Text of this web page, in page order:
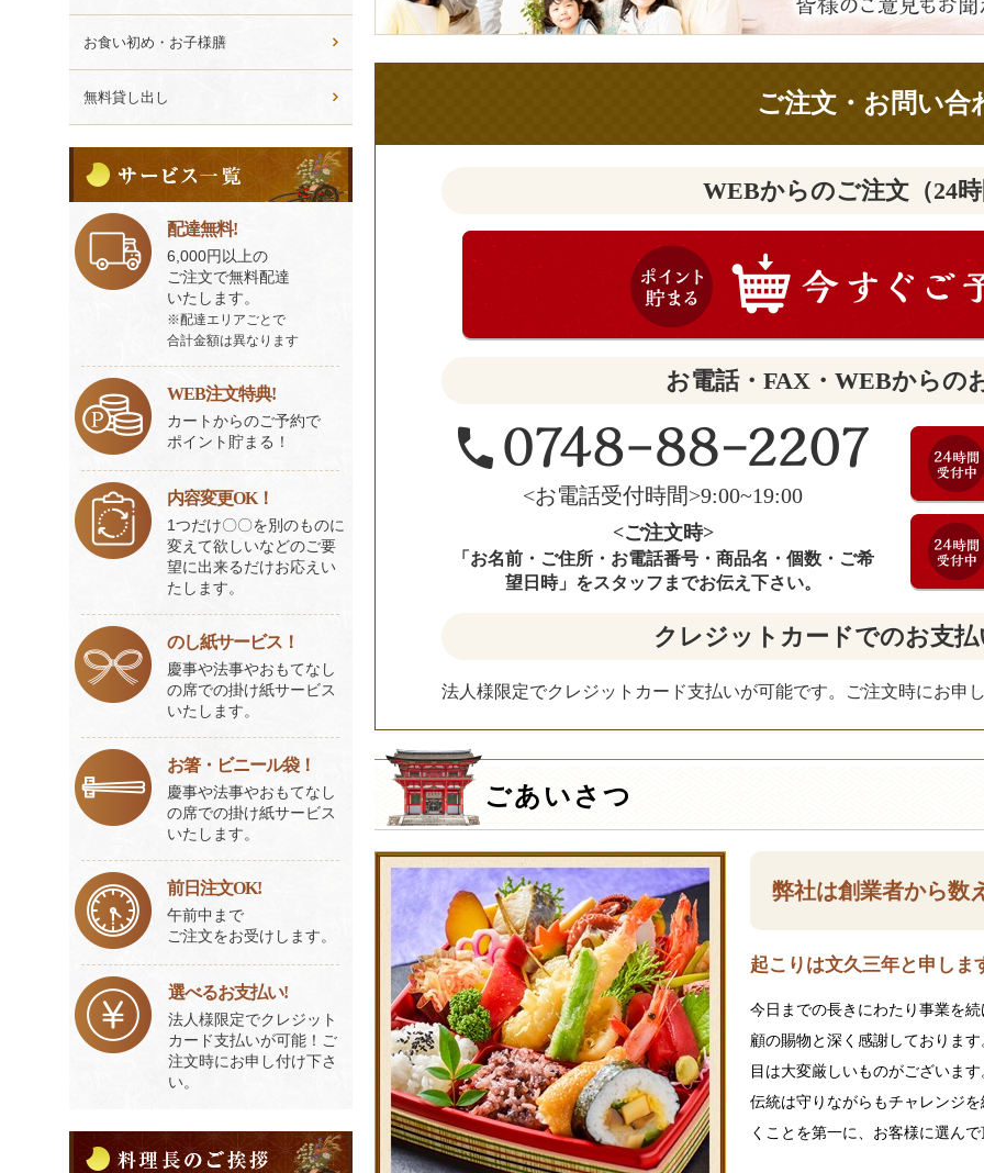
意
見
も
か
ご注文・お問い合
WEBからのご注文（24
お電話・FAX・WEBからの
<お電話受付時間>9:00~19:00
<ご注文時>
「お名前・ご住所・お電話番号・商品名・個数・ご希
望日時」をスタッフまでお伝え下さい。
クレジットカードでのお支
法人様限定でクレジットカード支払いが可能です。ご注文時にお申
ごあいさつ
弊社は創業者から数
起こりは文久三年と申しま
今日までの長きにわたり事業を
顧の賜物と深く感謝しておりま
目は大変厳しいものがございま
伝統は守りながらもチャレンジ
くことを第一に、お客様に選ん
お食い初め・お子様膳
無料貸し出し
ー
ビ
ス
一
覧
配達無料!
6,000円以上の
ご注文で無料配達
いたします。
※配達エリアごとで
合計金額は異なります
WEB注文特典!
カートからのご予約で
ポイント貯まる！
内容変更OK！
1つだけ〇〇を別のものに
変えて欲しいなどのご要
望に出来るだけお応えい
たします。
のし紙サービス！
慶事や法事やおもてなし
の席での掛け紙サービス
いたします。
お箸・ビニール袋！
慶事や法事やおもてなし
の席での掛け紙サービス
いたします。
前日注文OK!
午前中まで
ご注文をお受けします。
選べるお支払い!
法人様限定でクレジット
カード支払いが可能！ご
注文時にお申し付け下さ
い。
理